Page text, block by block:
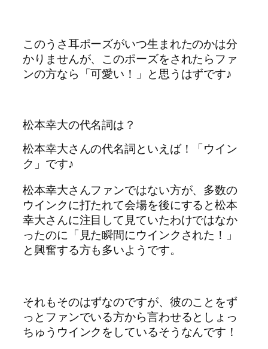
このうさ耳ポーズがいつ生まれたのかは分
かりませんが、このポーズをされたらファ
ンの方なら「可愛い！」と思うはずです♪
松本幸大の代名詞は？
松本幸大さんの代名詞といえば！「ウイン
ク」です♪
松本幸大さんファンではない方が、多数の
ウインクに打たれて会場を後にすると松本
幸大さんに注目して見ていたわけではなか
ったのに「見た瞬間にウインクされた！」
と興奮する方も多いようです。
それもそのはずなのですが、彼のことをず
っとファンでいる方から言わせるとしょっ
ちゅうウインクをしているそうなんです！